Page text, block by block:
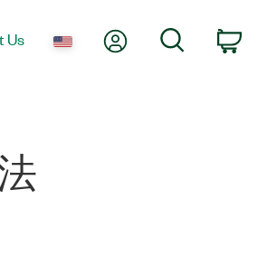
Us My AccountSearch